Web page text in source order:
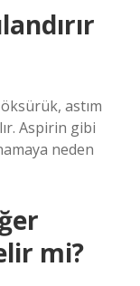
astım
Aspirin gibi
neden
mi?